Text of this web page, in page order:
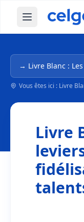
Ouvrir le menu
Navigation dans
Vous êtes ici : Livre
Livre